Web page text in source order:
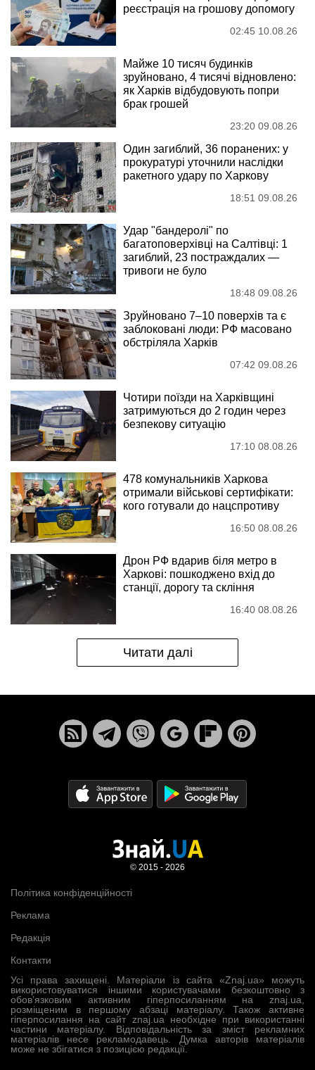
реєстрація на грошову допомогу
02:45 10.08.26
Майже 10 тисяч будинків
зруйновано, 4 тисячі відновлено:
як Харків відбудовують попри
брак грошей
23:20 09.08.26
Один загиблий, 36 поранених: у
прокуратурі уточнили наслідки
ракетного удару по Харкову
18:51 09.08.26
Удар "бандеролі" по
багатоповерхівці на Салтівці: 1
загиблий, 23 постраждалих —
тривоги не було
18:48 09.08.26
Зруйновано 7–10 поверхів та є
заблоковані люди: РФ масовано
обстріляла Харків
07:42 09.08.26
Чотири поїзди на Харківщині
затримуються до 2 годин через
безпекову ситуацію
17:10 08.08.26
478 комунальників Харкова
отримали військові сертифікати:
кого готували до нацспротиву
16:50 08.08.26
Дрон РФ вдарив біля метро в
Харкові: пошкоджено вхід до
станції, дорогу та скління
16:40 08.08.26
Читати далі
Усі права захищені. Матеріали із сайта «Znaj.ua» можуть
використовуватися іншими користувачами безкоштовно з
обов’язковим активним гіперпосиланням на znaj.ua,
розміщеним в першому абзаці матеріалу. Також активне
гіперпосилання на сайт znaj.ua необхідне при використанні
частини матеріалу. Відповідальність за зміст рекламних
матеріалів несе рекламодавець. Думка авторів матеріалів
може не збігатися з позицією редакції.
Політика конфіденційності
Реклама
Редакція
Контакти
© 2015 - 2026